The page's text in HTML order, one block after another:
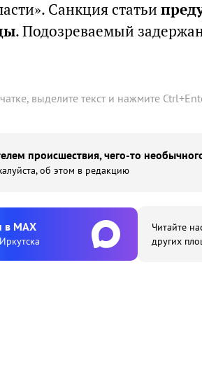
Санкция статьи
. Подозреваемый
выделите текст и нажмите Ctrl+
происшествия, чего-то
об этом в редакцию
в MAX
Читайте
других